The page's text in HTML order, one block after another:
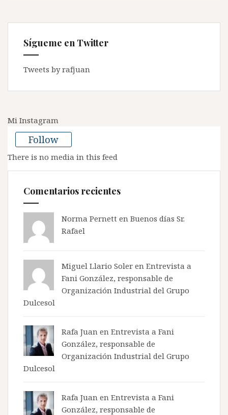
Sígueme en Twitter
Tweets by rafjuan
Mi Instagram
Follow
There is no media in this feed
Comentarios recientes
Norma Pernett en Buenos días Sr.
Rafael
Miguel Llario Soler en Entrevista a
Fani González, responsable de
Organización Industrial del Grupo
Dulcesol
Rafa Juan en Entrevista a Fani
González, responsable de
Organización Industrial del Grupo
Dulcesol
Rafa Juan en Entrevista a Fani
González, responsable de